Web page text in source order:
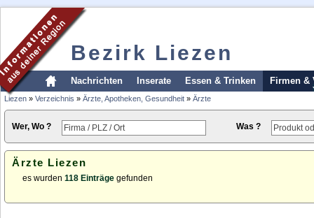
Bezirk Liezen
Nachrichten Inserate Essen & Trinken Firmen &
Liezen » Verzeichnis » Ärzte, Apotheken, Gesundheit » Ärzte
Wer, Wo ? Was ?
Ärzte Liezen
es wurden 118 Einträge gefunden